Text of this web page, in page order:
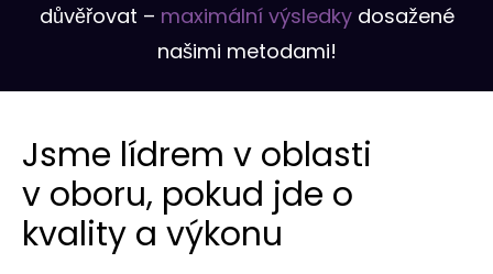
důvěřovat – maximální výsledky dosažené
našimi metodami!
Jsme lídrem v oblasti
v oboru, pokud jde o
kvality a výkonu